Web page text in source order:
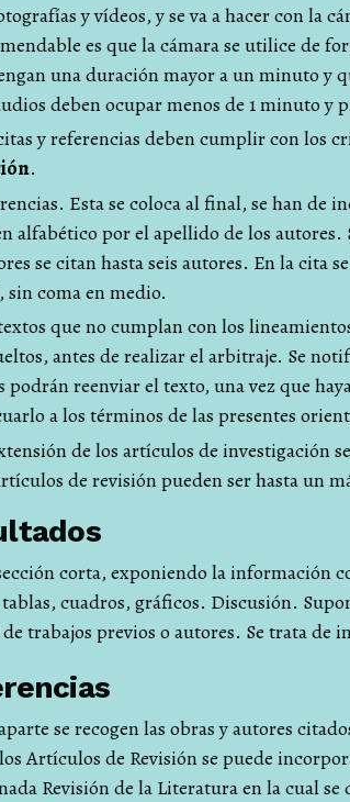
y vídeos, y se va a hacer con la
es que la cámara se utilice de
una duración mayor a un minuto y
deben ocupar menos de 1 minuto y
y referencias deben cumplir con los
.
Esta se coloca al final, se han de
alfabético por el apellido de los autores.
se citan hasta seis autores. En la cita
sin coma en medio.
que no cumplan con los
antes de realizar el arbitraje. Se
podrán reenviar el texto, una vez que
a los términos de las presentes
de los artículos de investigación
de revisión pueden ser hasta un
corta, exponiendo la información
cuadros, gráficos. Discusión.
trabajos previos o autores. Se trata de
se recogen las obras y autores
Artículos de Revisión se puede
Revisión de la Literatura en la cual